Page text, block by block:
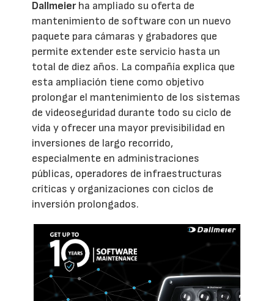
Dallmeierha ampliado su oferta de
mantenimiento de software con un nuevo
paquete para cámaras y grabadores que
permite extender este servicio hasta un
total de diez años. La compañía explica que
esta ampliación tiene como objetivo
prolongar el mantenimiento de los sistemas
de videoseguridad durante todo su ciclo de
vida y ofrecer una mayor previsibilidad en
inversiones de largo recorrido,
especialmente en administraciones
públicas, operadores de infraestructuras
críticas y organizaciones con ciclos de
inversión prolongados.